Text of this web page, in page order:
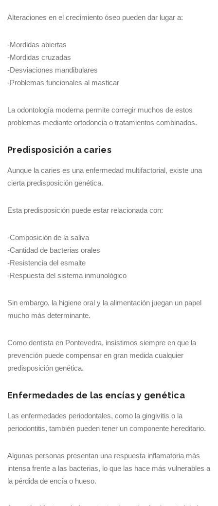
Alteraciones en el crecimiento óseo pueden dar lugar a:
-Mordidas abiertas
-Mordidas cruzadas
-Desviaciones mandibulares
-Problemas funcionales al masticar
La odontología moderna permite corregir muchos de estos
problemas mediante ortodoncia o tratamientos combinados.
Predisposición a caries
Aunque la caries es una enfermedad multifactorial, existe una
cierta predisposición genética.
Esta predisposición puede estar relacionada con:
-Composición de la saliva
-Cantidad de bacterias orales
-Resistencia del esmalte
-Respuesta del sistema inmunológico
Sin embargo, la higiene oral y la alimentación juegan un papel
mucho más determinante.
Como dentista en Pontevedra, insistimos siempre en que la
prevención puede compensar en gran medida cualquier
predisposición genética.
Enfermedades de las encías y genética
Las enfermedades periodontales, como la gingivitis o la
periodontitis, también pueden tener un componente hereditario.
Algunas personas presentan una respuesta inflamatoria más
intensa frente a las bacterias, lo que las hace más vulnerables a
la pérdida de encía o hueso.